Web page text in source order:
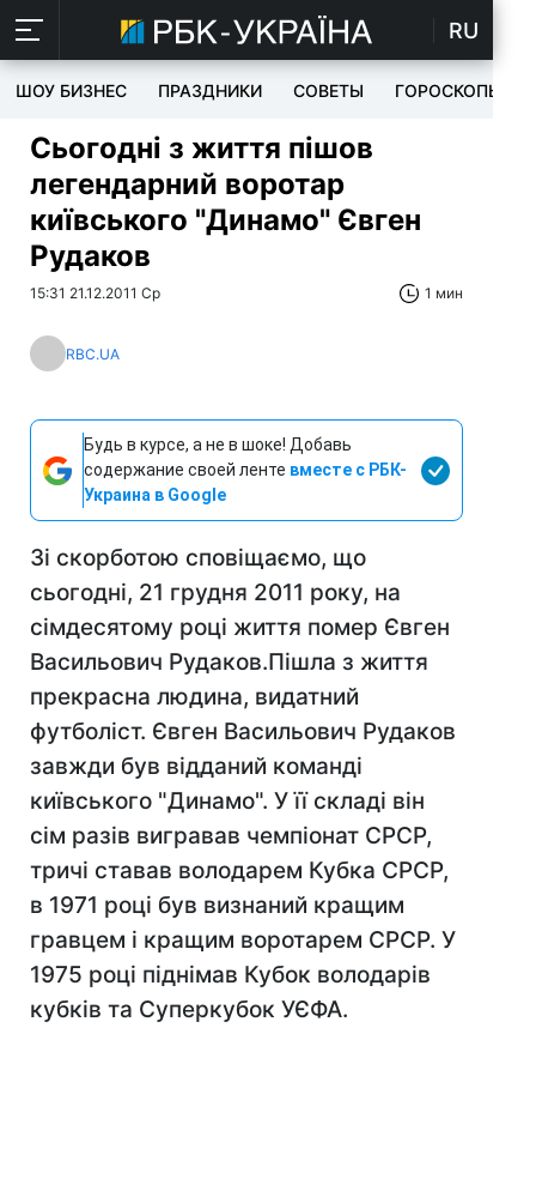
RU
ШОУ БИЗНЕС ПРАЗДНИКИ СОВЕТЫ ГОРОСКОПЫ
Сьогодні з життя пішов
легендарний воротар
київського "Динамо" Євген
Рудаков
15:31 21.12.2011 Ср 1 мин
RBC.UA
Будь в курсе, а не в шоке! Добавь
содержание своей ленте вместе с РБК-
Украина в Google
Зі скорботою сповіщаємо, що
сьогодні, 21 грудня 2011 року, на
сімдесятому році життя помер Євген
Васильович Рудаков.Пішла з життя
прекрасна людина, видатний
футболіст. Євген Васильович Рудаков
завжди був відданий команді
київського "Динамо". У її складі він
сім разів вигравав чемпіонат СРСР,
тричі ставав володарем Кубка СРСР,
в 1971 році був визнаний кращим
гравцем і кращим воротарем СРСР. У
1975 році піднімав Кубок володарів
кубків та Суперкубок УЄФА.